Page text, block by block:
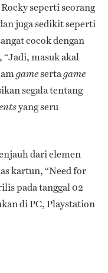
seperti seorang
juga sedikit seperti
cocok dengan
“Jadi, masuk akal
gamesertagame
segala tentang
yang seru
dari elemen
kartun, “Need for
pada tanggal 02
di PC, Playstation